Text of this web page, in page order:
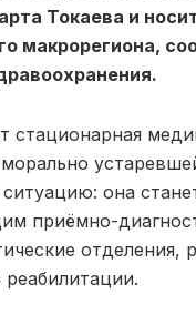
Токаева и
макрорегиона,
стационарная
она
приёмно-